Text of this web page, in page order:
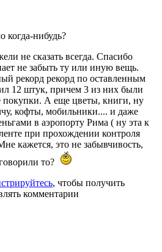
когда-нибудь?
не сказать всегда. Спасибо
не забыть ту или иную вещь.
рекорд рекорд по оставленным
12 штук, причем 3 из них были
покупки. А еще цветы, книги, ну
кофты, мобильники.... и даже
в аэропорту Рима ( ну эта к
при прохождении контроля
кажется, это не забывчивость,
то?
, чтобы получить
комментарии